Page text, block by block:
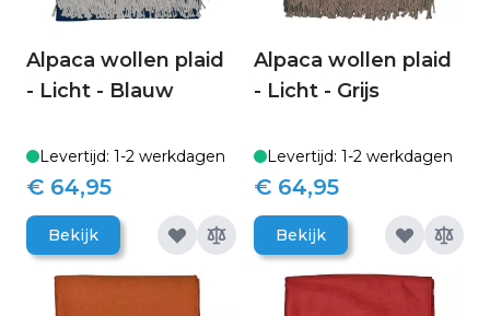
Alpaca wollen plaid
- Licht - Blauw
Levertijd: 1-2 werkdagen
€ 64,95
Bekijk
Alpaca wollen plaid
- Licht - Grijs
Levertijd: 1-2 werkdagen
€ 64,95
Bekijk